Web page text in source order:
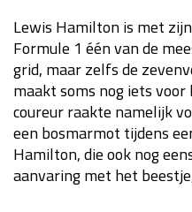
Kwalificatie
Race
GP MEXICO 2026
Kwalificatie
Race
Lewis Hamilton is met
Formule 1 één van de
grid, maar zelfs de
maakt soms nog iets
coureur raakte namelijk
een bosmarmot tijdens
Hamilton, die ook nog
aanvaring met het